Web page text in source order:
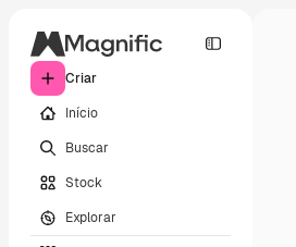
Criar
Início
Buscar
Stock
Explorar